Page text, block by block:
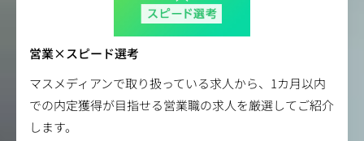
営業×スピード選考
マスメディアンで取り扱っている求人から、1カ月以内
での内定獲得が目指せる営業職の求人を厳選してご紹介
します。